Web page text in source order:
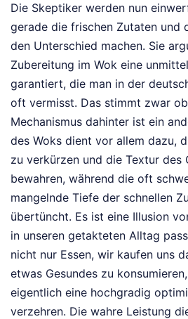
Die Skeptiker werden nun
gerade die frischen Zutaten und
den Unterschied machen. Sie
Zubereitung im Wok eine
garantiert, die man in der
oft vermisst. Das stimmt zwar
Mechanismus dahinter ist ein
des Woks dient vor allem dazu,
zu verkürzen und die Textur des
bewahren, während die oft
mangelnde Tiefe der schnellen
übertüncht. Es ist eine Illusion
in unseren getakteten Alltag
nicht nur Essen, wir kaufen uns
etwas Gesundes zu
eigentlich eine hochgradig
verzehren. Die wahre Leistung